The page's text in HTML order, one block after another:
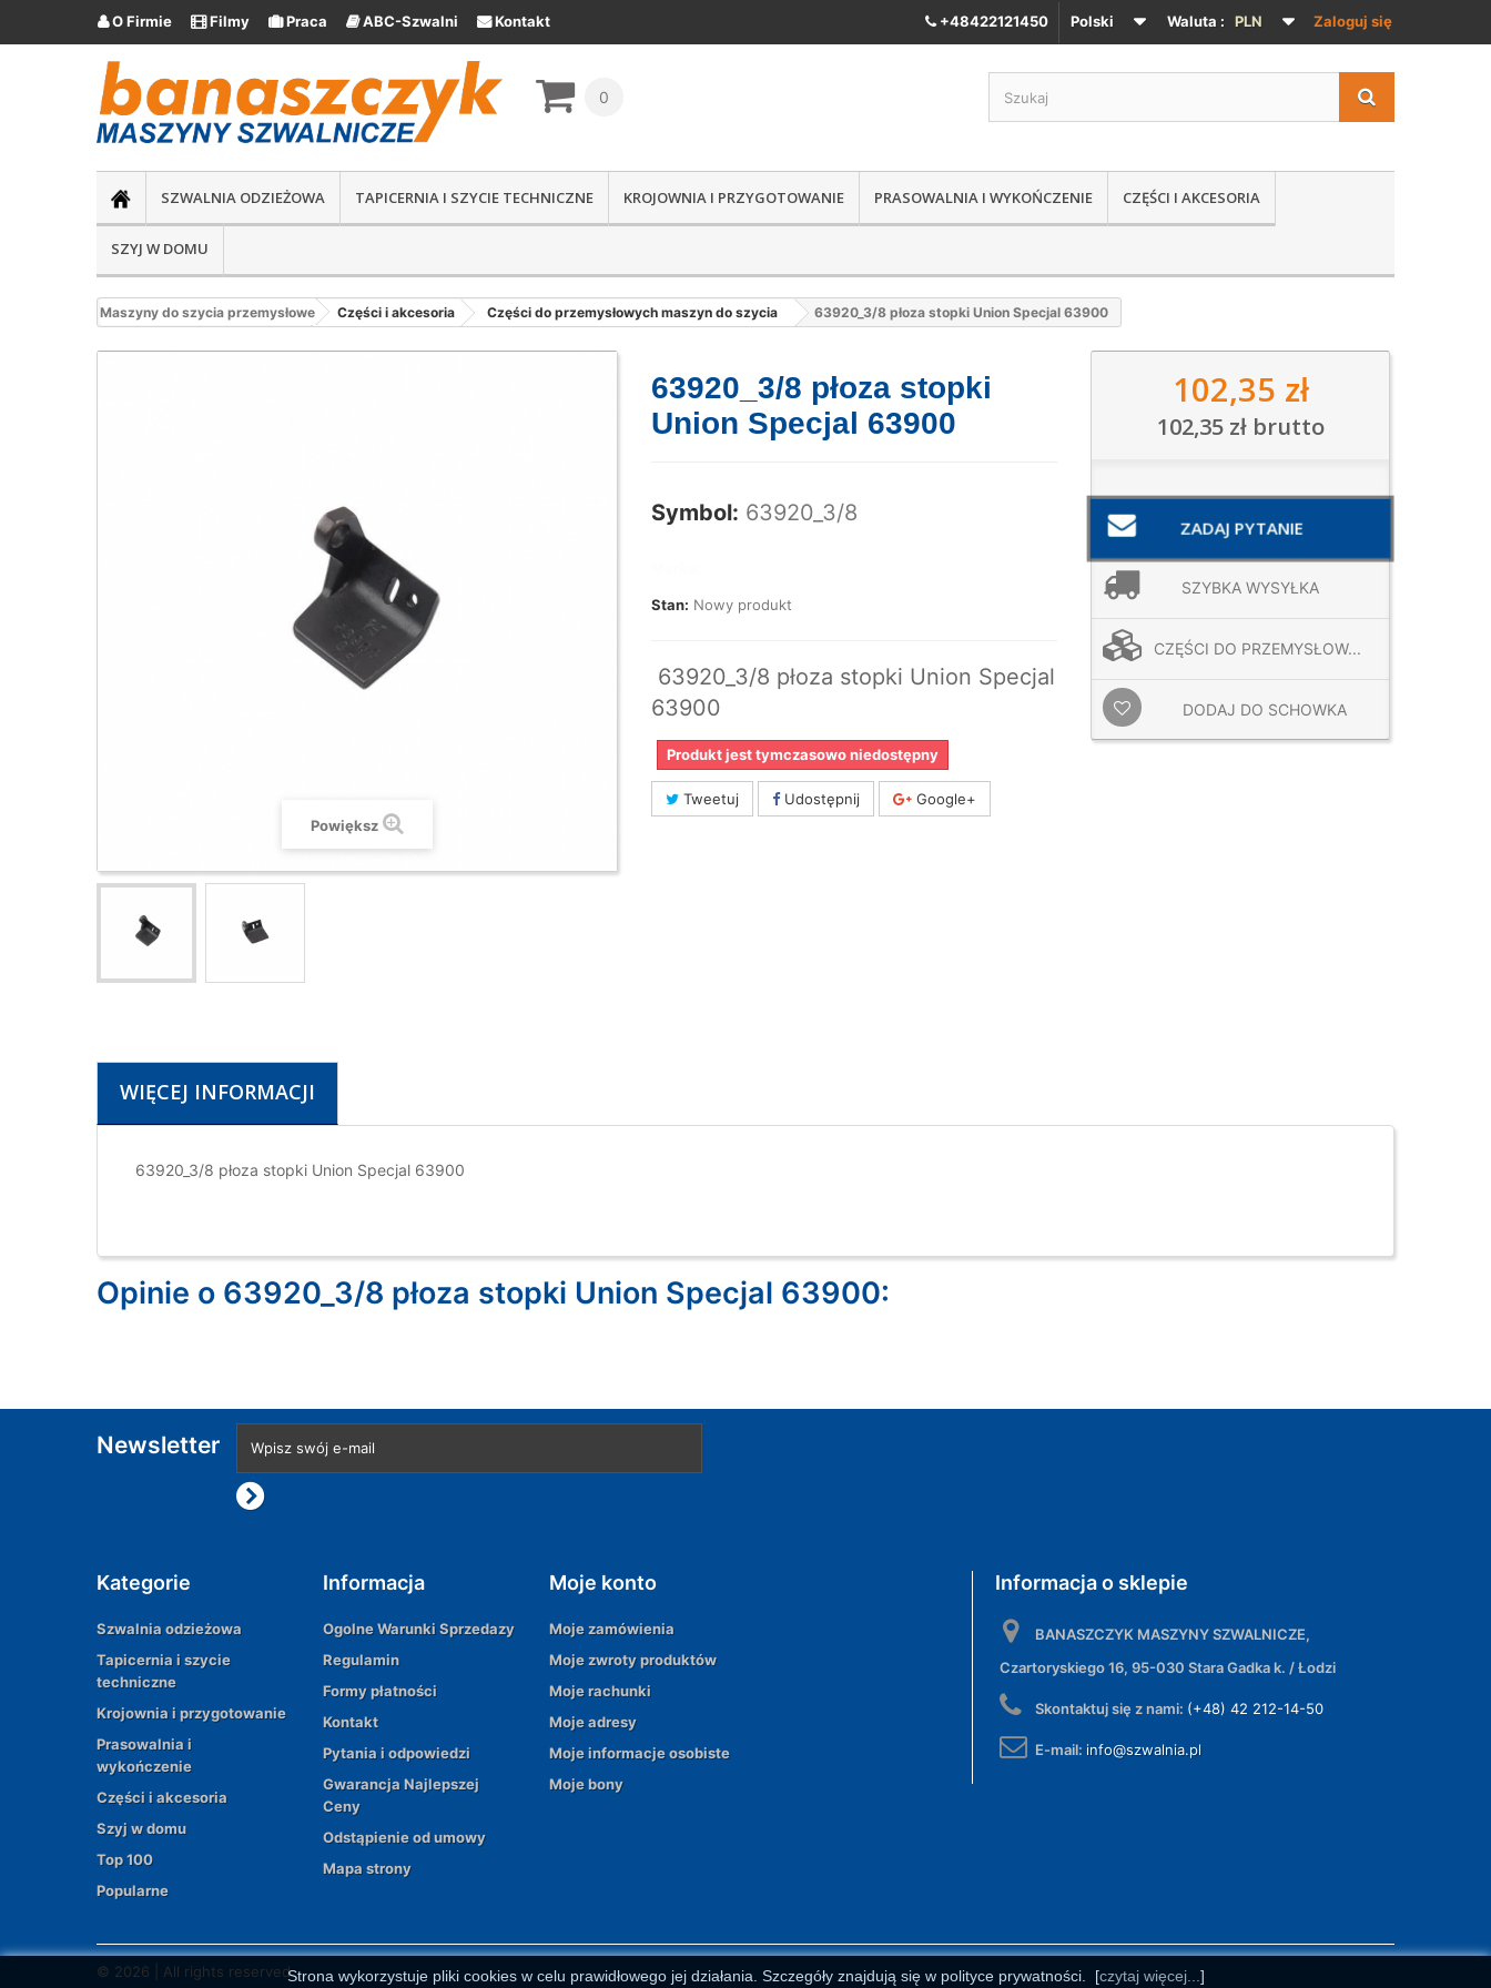
Zaloguj się
Waluta : PLN
Polski
O Firmie Filmy Praca ABC-Szwalni Kontakt +48422121450
0
SZWALNIA ODZIEŻOWA TAPICERNIA I SZYCIE TECHNICZNE KROJOWNIA I PRZYGOTOWANIE PRASOWALNIA I WYKOŃCZENIE CZĘŚCI I AKCESORIA
SZYJ W DOMU
Maszyny do szycia przemysłowe Części i akcesoria Części do przemysłowych maszyn do szycia 63920_3/8 płoza stopki Union Specjal 63900
Powiększ
63920_3/8 płoza stopki
Union Specjal 63900
Symbol: 63920_3/8
Stan: Nowy produkt
63920_3/8 płoza stopki Union Specjal
63900
Produkt jest tymczasowo niedostępny
Tweetuj Udostępnij Google+
102,35 zł
102,35 złbrutto
ZADAJ PYTANIE
SZYBKA WYSYŁKA
CZĘŚCI DO PRZEMYSŁOW...
DODAJ DO SCHOWKA
WIĘCEJ INFORMACJI
63920_3/8 płoza stopki Union Specjal 63900
Opinie o 63920_3/8 płoza stopki Union Specjal 63900:
Newsletter
Kategorie
Szwalnia odzieżowa
Tapicernia i szycie
techniczne
Krojownia i przygotowanie
Prasowalnia i
wykończenie
Części i akcesoria
Szyj w domu
Top 100
Popularne
Informacja
Ogolne Warunki Sprzedazy
Regulamin
Formy płatności
Kontakt
Pytania i odpowiedzi
Gwarancja Najlepszej
Ceny
Odstąpienie od umowy
Mapa strony
© 2026 | All rights reserved
Moje konto
Moje zamówienia
Moje zwroty produktów
Moje rachunki
Moje adresy
Moje informacje osobiste
Moje bony
Informacja o sklepie
BANASZCZYK MASZYNY SZWALNICZE,
Czartoryskiego 16, 95-030 Stara Gadka k. / Łodzi
Skontaktuj się z nami: (+48) 42 212-14-50
E-mail: info@szwalnia.pl
Strona wykorzystuje pliki cookies w celu prawidłowego jej działania. Szczegóły znajdują się w polityce prywatności. [czytaj więcej... ]